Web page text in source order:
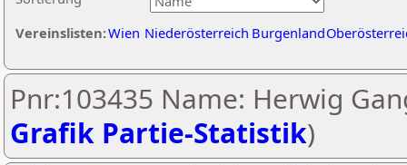
Vereinslisten:Wien Niederösterreich Burgenland
Pnr:103435 Name: Herwig
Grafik Partie-Statistik)